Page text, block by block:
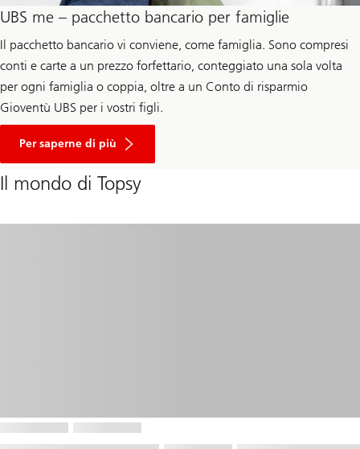
UBS me – pacchetto bancario per famiglie
Il pacchetto bancario vi conviene, come famiglia. Sono compresi
conti e carte a un prezzo forfettario, conteggiato una sola volta
per ogni famiglia o coppia, oltre a un Conto di risparmio
Gioventù UBS per i vostri figli.
Per saperne di più
Il mondo di Topsy